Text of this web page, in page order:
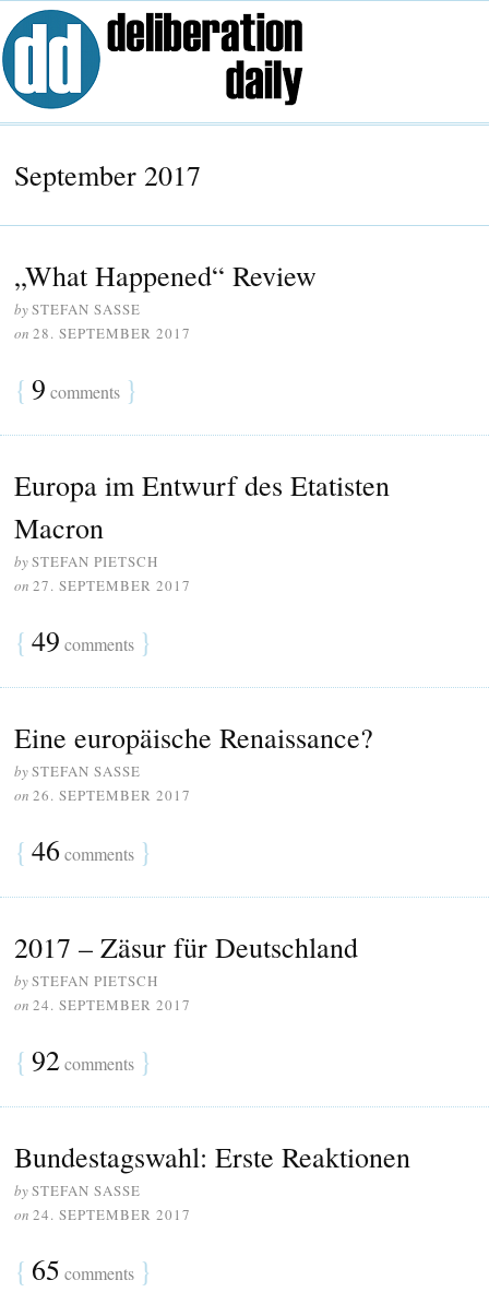
September 2017
„What Happened“ Review
bySTEFAN SASSE
on 28. SEPTEMBER 2017
{ 9 comments }
Europa im Entwurf des Etatisten
Macron
bySTEFAN PIETSCH
on 27. SEPTEMBER 2017
{ 49 comments }
Eine europäische Renaissance?
bySTEFAN SASSE
on 26. SEPTEMBER 2017
{ 46 comments }
2017 – Zäsur für Deutschland
bySTEFAN PIETSCH
on 24. SEPTEMBER 2017
{ 92comments }
Bundestagswahl: Erste Reaktionen
bySTEFAN SASSE
on 24. SEPTEMBER 2017
{ 65 comments }